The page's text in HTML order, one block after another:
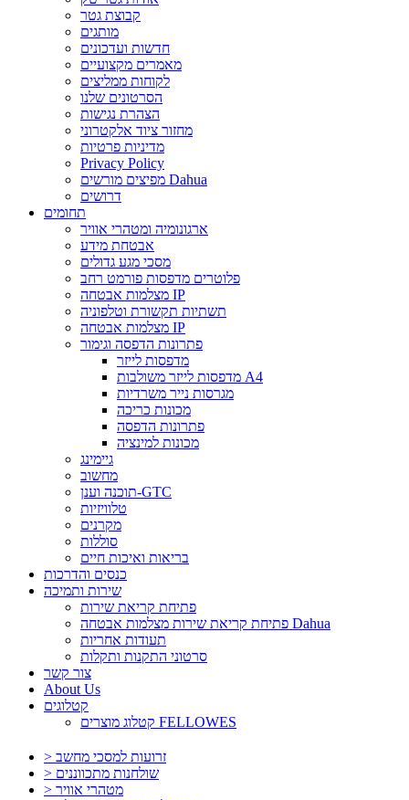
קבוצת גטר
מותגים
חדשות ועדכונים
מאמרים מקצועיים
לקוחות ממליצים
הסרטונים שלנו
הצהרת נגישות
מחזור ציוד אלקטרוני
מדיניות פרטיות
Privacy Policy
מפיצים מורשים Dahua
דרושים
תחומים
ארגונומיה ומטהרי אוויר
אבטחת מידע
מסכי מגע גדולים
פלוטרים מדפסות פורמט רחב
מצלמות אבטחה IP
תשתיות תקשורת וטלפוניה
מצלמות אבטחה IP
פתרונות הדפסה וגימור
מדפסות לייזר
מדפסות לייזר משולבות A4
מגרסות נייר משרדיות
מכונות כריכה
פתרונות הדפסה
מכונות למינציה
גיימינג
מחשוב
תוכנה וענן-GTC
טלוויזיות
מקרנים
סוללות
בריאות ואיכות חיים
כנסים והדרכות
שירות ותמיכה
פתיחת קריאת שירות
פתיחת קריאת שירות מצלמות אבטחה Dahua
תעודות אחריות
סרטוני התקנות ותקלות
צור קשר
About Us
קטלוגים
קטלוג מוצרים FELLOWES
> זרועות למסכי מחשב
> שולחנות מתכווננים
> מטהרי אוויר